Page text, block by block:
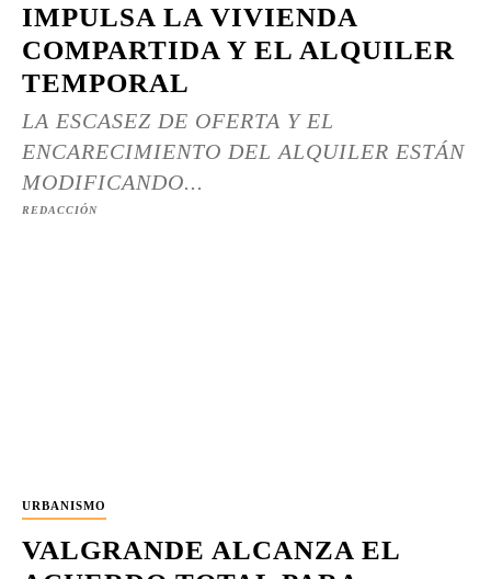
IMPULSA LA VIVIENDA
COMPARTIDA Y EL ALQUILER
TEMPORAL
LA ESCASEZ DE OFERTA Y EL
ENCARECIMIENTO DEL ALQUILER ESTÁN
MODIFICANDO...
REDACCIÓN
URBANISMO
VALGRANDE ALCANZA EL